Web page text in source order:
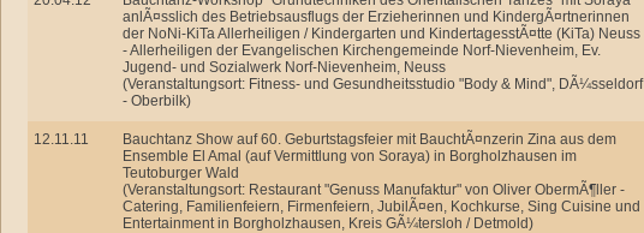
anlÃ¤sslich des Betriebsausflugs der Erzieherinnen und KindergÃ¤rtnerinnen
der NoNi-KiTa Allerheiligen / Kindergarten und KindertagesstÃ¤tte (KiTa) Neuss
- Allerheiligen der Evangelischen Kirchengemeinde Norf-Nievenheim, Ev.
Jugend- und Sozialwerk Norf-Nievenheim, Neuss
(Veranstaltungsort: Fitness- und Gesundheitsstudio "Body & Mind", DÃ¼sseldorf
- Oberbilk)
12.11.11
Bauchtanz Show auf 60. Geburtstagsfeier mit BauchtÃ¤nzerin Zina aus dem
Ensemble El Amal (auf Vermittlung von Soraya) in Borgholzhausen im
Teutoburger Wald
(Veranstaltungsort: Restaurant "Genuss Manufaktur" von Oliver ObermÃ¶ller -
Catering, Familienfeiern, Firmenfeiern, JubilÃ¤en, Kochkurse, Sing Cuisine und
Entertainment in Borgholzhausen, Kreis GÃ¼tersloh / Detmold)